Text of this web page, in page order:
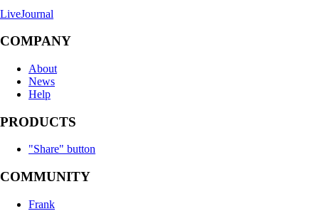
LiveJournal
COMPANY
About
News
Help
PRODUCTS
"Share" button
COMMUNITY
Frank